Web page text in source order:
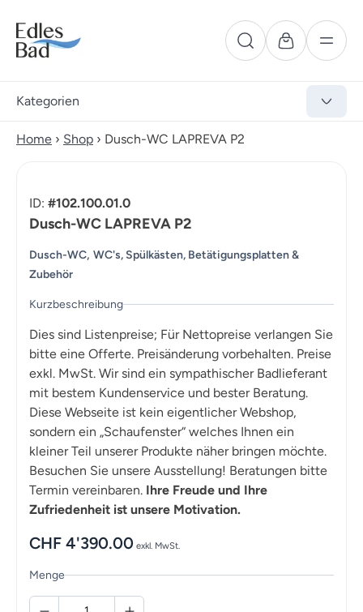
Kategorien
Home › Shop › Dusch-WC LAPREVA P2
ID: #102.100.01.0
Dusch-WC LAPREVA P2
Dusch-WC, WC's, Spülkästen, Betätigungsplatten &
Zubehör
Kurzbeschreibung
Dies sind Listenpreise; Für Nettopreise verlangen Sie
bitte eine Offerte. Preisänderung vorbehalten. Preise
exkl. MwSt. Wir sind ein sympathischer Badlieferant
mit bestem Kundenservice und bester Beratung.
Diese Webseite ist kein eigentlicher Webshop,
sondern ein „Schaufenster“ welches Ihnen ein
kleiner Teil unserer Produkte näher bringen möchte.
Besuchen Sie unsere Ausstellung! Beratungen bitte
Termin vereinbaren. Ihre Freude und Ihre
Zufriedenheit ist unsere Motivation.
CHF 4'390.00 exkl. MwSt.
Menge